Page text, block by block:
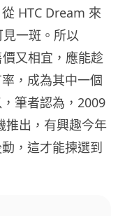
HTC Dream 來
一斑。所以
又相宜，應能趁
，成為其中一個
筆者認為，2009
出，有興趣今年
，這才能揀選到